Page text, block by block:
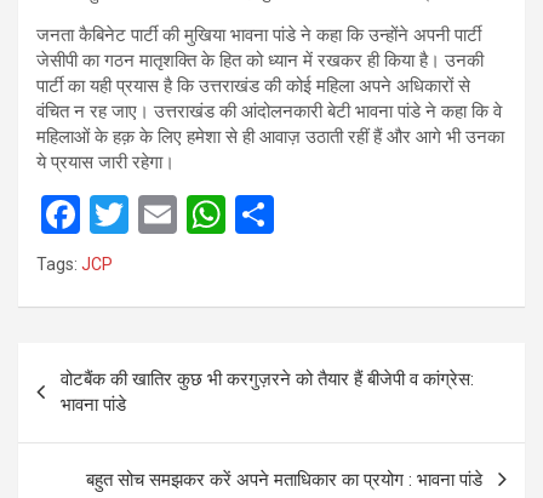
जनता कैबिनेट पार्टी की मुखिया भावना पांडे ने कहा कि उन्होंने अपनी पार्टी
जेसीपी का गठन मातृशक्ति के हित को ध्यान में रखकर ही किया है। उनकी
पार्टी का यही प्रयास है कि उत्तराखंड की कोई महिला अपने अधिकारों से
वंचित न रह जाए। उत्तराखंड की आंदोलनकारी बेटी भावना पांडे ने कहा कि वे
महिलाओं के हक़ के लिए हमेशा से ही आवाज़ उठाती रहीं हैं और आगे भी उनका
ये प्रयास जारी रहेगा।
F
a
o
o
k
T
E
W
A
p
Tags: JCP
Post
navigation
वोटबैंक की खातिर कुछ भी करगुज़रने को तैयार हैं बीजेपी व कांग्रेस:
भावना पांडे
बहुत सोच समझकर करें अपने मताधिकार का प्रयोग : भावना पांडे